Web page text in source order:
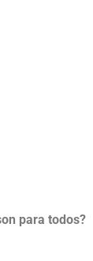
para todos?